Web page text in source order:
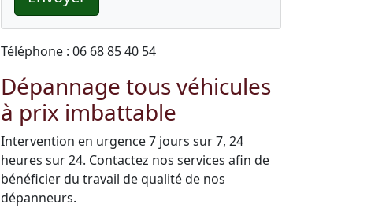
Téléphone : 06 68 85 40 54
Dépannage tous véhicules
à prix imbattable
Intervention en urgence 7 jours sur 7, 24
heures sur 24. Contactez nos services afin de
bénéficier du travail de qualité de nos
dépanneurs.